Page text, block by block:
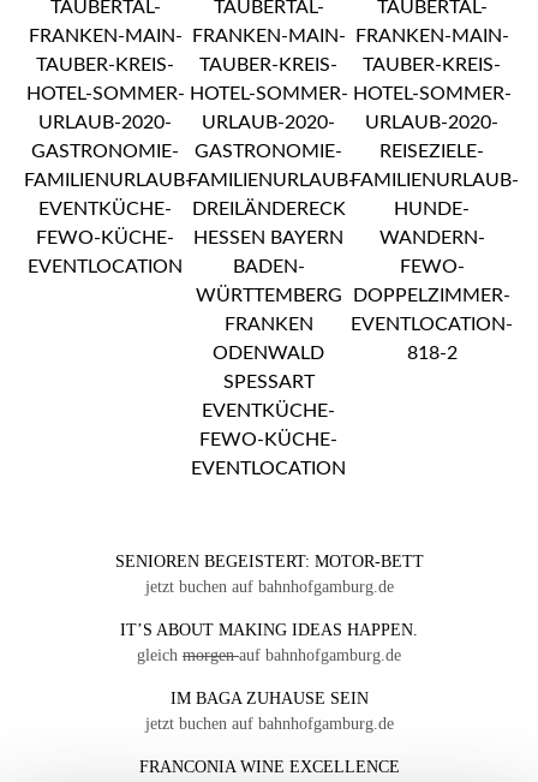
SENIOREN BEGEISTERT: MOTOR-BETT
jetzt buchen auf bahnhofgamburg.de
IT’S ABOUT MAKING IDEAS HAPPEN.
gleich morgenauf bahnhofgamburg.de
IM BAGA ZUHAUSE SEIN
jetzt buchen auf bahnhofgamburg.de
FRANCONIA WINE EXCELLENCE